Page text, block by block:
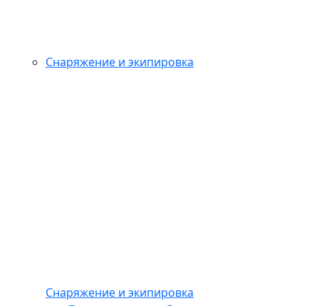
Снаряжение и экипировка
Снаряжение и экипировка